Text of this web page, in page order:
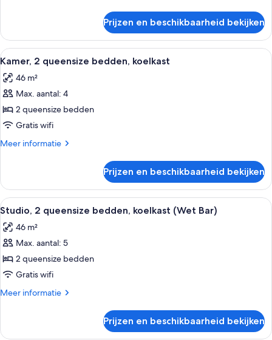
stad
(Wet
Bar)
laden
1
kingsize
bed,
uitzicht
op
stad
(Wet
Prijzen en beschikbaarheid bekijken
Alle
foto's
voor
Kamer,
2
queensize
bedden,
Een moderne hotelkamer met een
6
Kamer, 2 queensize bedden, koelkast
46 m²
Max. aantal: 4
2 queensize bedden
Gratis wifi
Meer informatie
Meer
2
queensize
bedden,
Prijzen en beschikbaarheid bekijken
Alle
foto's
voor
Studio,
2
queensize
bedden,
Bar)
Een hotelkamer met twee bedden,
7
Studio, 2 queensize bedden, koelkast (Wet Bar)
46 m²
Max. aantal: 5
2 queensize bedden
Gratis wifi
Meer informatie
Meer
2
Prijzen en beschikbaarheid bekijken